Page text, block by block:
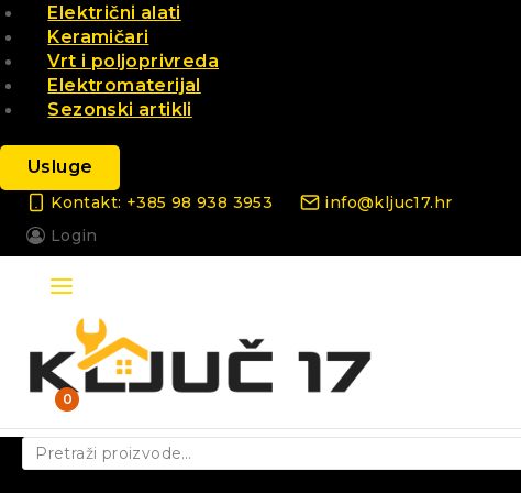
Električni alati
Keramičari
Vrt i poljoprivreda
Elektromaterijal
Sezonski artikli
Usluge
Kontakt: +385 98 938 3953
info@kljuc17.hr
Login
0
Pretraži: